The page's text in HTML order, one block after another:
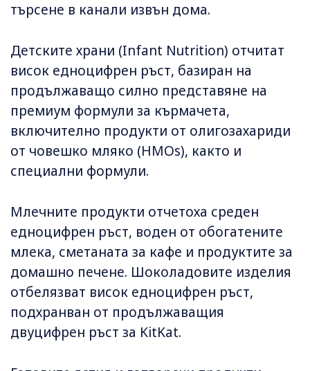
търсене в канали извън дома.
Детските храни (Infant Nutrition) отчитат
висок едноцифрен ръст, базиран на
продължаващо силно представяне на
премиум формули за кърмачета,
включително продукти от олигозахариди
от човешко мляко (HMOs), както и
специални формули.
Млечните продукти отчетоха среден
едноцифрен ръст, воден от обогатените
млека, сметаната за кафе и продуктите за
домашно печене. Шоколадовите изделия
отбелязват висок едноцифрен ръст,
подхранван от продължаващия
двуцифрен ръст за KitKat.